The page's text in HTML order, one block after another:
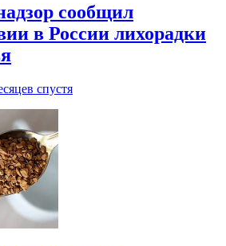
сообщил
в России лихорадки
спустя